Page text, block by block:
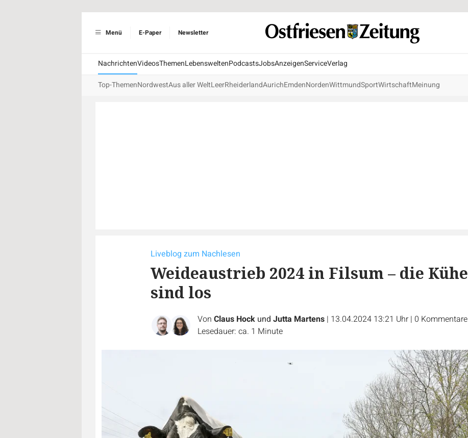
Menü E-Paper Newsletter
NachrichtenVideosThemenLebensweltenPodcastsJobsAnzeigenServiceVerlag
Top-ThemenNordwestAus aller WeltLeerRheiderlandAurichEmdenNordenWittmundSportWirtschaftMeinung
Liveblog zum Nachlesen
Weideaustrieb 2024 in Filsum – die Kühe
sind los
Von Claus Hock und Jutta Martens | 13.04.2024 13:21 Uhr | 0 Kommentare
Lesedauer: ca. 1 Minute